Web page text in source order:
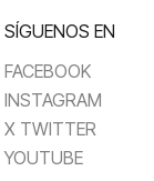
SÍGUENOS EN
FACEBOOK
INSTAGRAM
X TWITTER
YOUTUBE